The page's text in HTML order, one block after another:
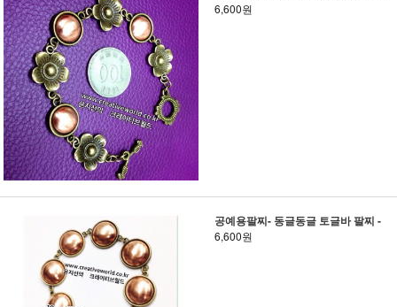
6,600원
공예용팔찌- 동글동글 토글바 팔찌 -
6,600원